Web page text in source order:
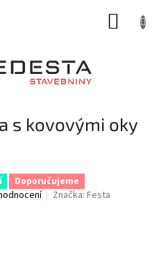
s kovovými oky
Doporučujeme
Značka:Festa